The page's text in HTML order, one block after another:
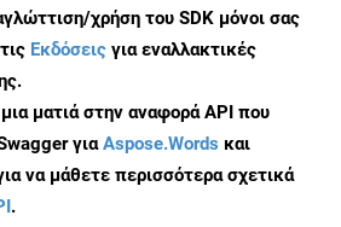
χρήση του SDK μόνοι σας
Εκδόσεις για εναλλακτικές
ματιά στην αναφορά API που
γιαAspose.Words και
να μάθετε περισσότερα σχετικά
.